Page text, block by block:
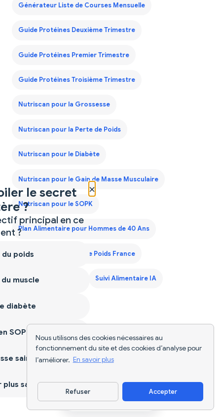
Nous utilisons des cookies nécessaires au
fonctionnement du site et des cookies d’analyse pour
l’améliorer. En savoir plus
Refuser Accepter
Générateur Liste de Courses Mensuelle
Guide Protéines Deuxième Trimestre
Guide Protéines Premier Trimestre
Guide Protéines Troisième Trimestre
Nutriscan pour la Grossesse
Nutriscan pour la Perte de Poids
Nutriscan pour le Diabète
Nutriscan pour le Gain de Masse Musculaire
Nutriscan pour le SOPK
Plan Alimentaire pour Hommes de 40 Ans
Plan de Régime Prise de Poids France
Scanner d'Aliments Suivi Alimentaire IA
Télécharger l'appli
×
le secret
?
principal en ce
?
poids
muscle
diabète
SOPK
saine
sain